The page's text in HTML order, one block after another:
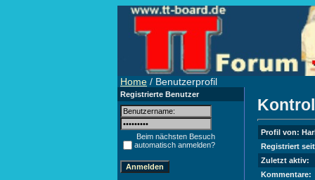
Home / Benutzerprofil
Registrierte Benutzer
Beim nächsten Besuch
automatisch anmelden?
Profil von:
Registriert
Zuletzt aktiv:
Kommentare: